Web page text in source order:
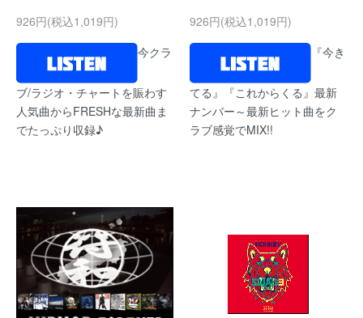
926円(税込1,019円)
今クラ
ブ/ラジオ・チャートを賑わす
人気曲からFRESHな最新曲ま
でたっぷり収録♪
926円(税込1,019円)
『今き
てる』『これからくる』最新
ナンバー～最新ヒット曲をク
ラブ感覚でMIX!!